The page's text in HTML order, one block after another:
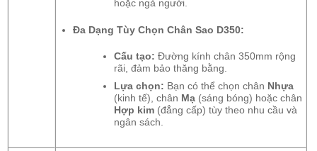
hoặc ngả người.
Đa Dạng Tùy Chọn Chân Sao D350:
Cấu tạo: Đường kính chân 350mm rộng
rãi, đảm bảo thăng bằng.
Lựa chọn: Bạn có thể chọn chân Nhựa
(kinh tế), chân Mạ (sáng bóng) hoặc chân
Hợp kim (đẳng cấp) tùy theo nhu cầu và
ngân sách.